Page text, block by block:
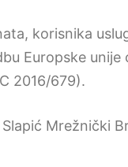
korisnika
Europske
2016/679).
Mrežnički